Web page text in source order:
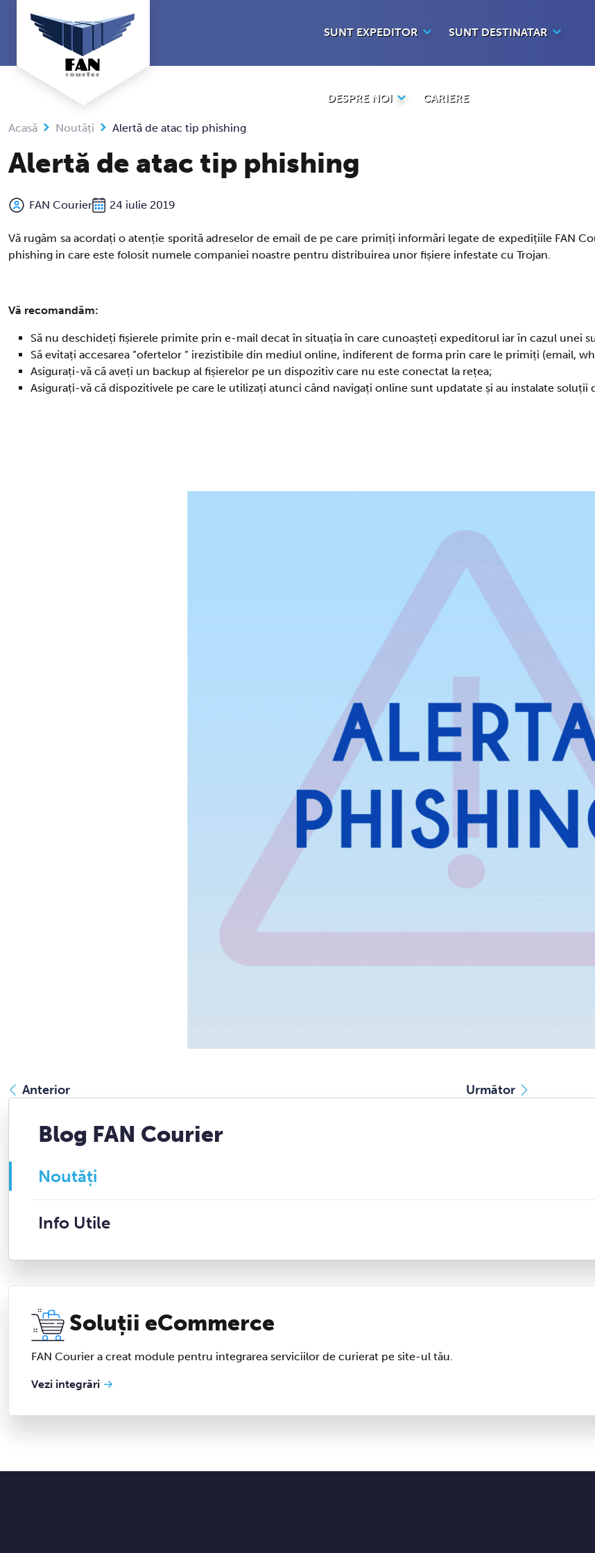
conținut
SUNT EXPEDITOR SUNT DESTINATAR
DESPRE NOI CARIERE
Acasă Noutăți Alertă de atac tip phishing
Alertă de atac tip phishing
FAN Courier 24 iulie 2019
Vă rugăm sa acordați o atenție sporită adreselor de email de pe care primiți informări legate de expedițiile FAN
phishing in care este folosit numele companiei noastre pentru distribuirea unor fișiere infestate cu Trojan.
Vă recomandăm:
Să nu deschideți fișierele primite prin e-mail decat în situația în care cunoașteți expeditorul iar în cazul unei
Să evitați accesarea ”ofertelor ” irezistibile din mediul online, indiferent de forma prin care le primiți (email,
Asigurați-vă că aveți un backup al fișierelor pe un dispozitiv care nu este conectat la rețea;
Asigurați-vă că dispozitivele pe care le utilizați atunci când navigați online sunt updatate și au instalate soluții
Anterior Următor
Blog FAN Courier
Noutăți
Info Utile
Soluții eCommerce
FAN Courier a creat module pentru integrarea serviciilor de curierat pe site-ul tău.
Vezi integrări